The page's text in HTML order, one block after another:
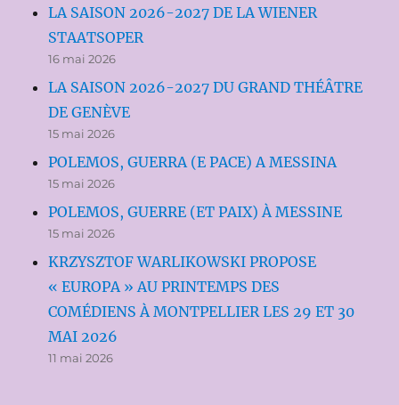
LA SAISON 2026-2027 DE LA WIENER
STAATSOPER
16 mai 2026
LA SAISON 2026-2027 DU GRAND THÉÂTRE
DE GENÈVE
15 mai 2026
POLEMOS, GUERRA (E PACE) A MESSINA
15 mai 2026
POLEMOS, GUERRE (ET PAIX) À MESSINE
15 mai 2026
KRZYSZTOF WARLIKOWSKI PROPOSE
« EUROPA » AU PRINTEMPS DES
COMÉDIENS À MONTPELLIER LES 29 ET 30
MAI 2026
11 mai 2026